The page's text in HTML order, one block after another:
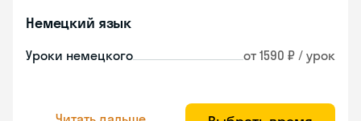
Немецкий язык
Уроки немецкого от 1590 ₽ / урок